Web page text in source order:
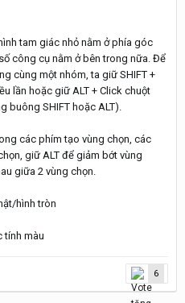
tam giác nhỏ nằm ở phía góc
công cụ nằm ở bên trong nữa. Để
cùng một nhóm, ta giữ SHIFT +
lần hoặc giữ ALT + Click chuột
buông SHIFT hoặc ALT).
các phím tạo vùng chọn, các
giữ ALT để giảm bớt vùng
giữa 2 vùng chọn.
hình tròn
tính màu
6